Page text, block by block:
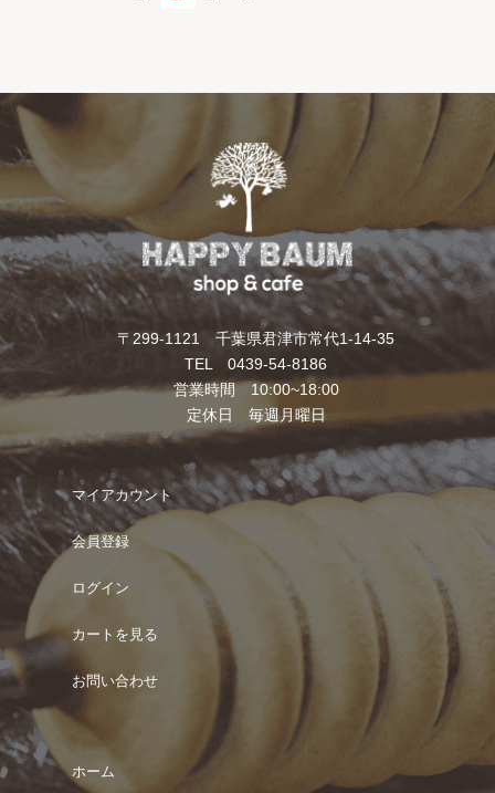
〒299-1121 千葉県君津市常代1-14-35
TEL 0439-54-8186
営業時間 10:00~18:00
定休日 毎週月曜日
マイアカウント
会員登録
ログイン
カートを見る
お問い合わせ
ホーム